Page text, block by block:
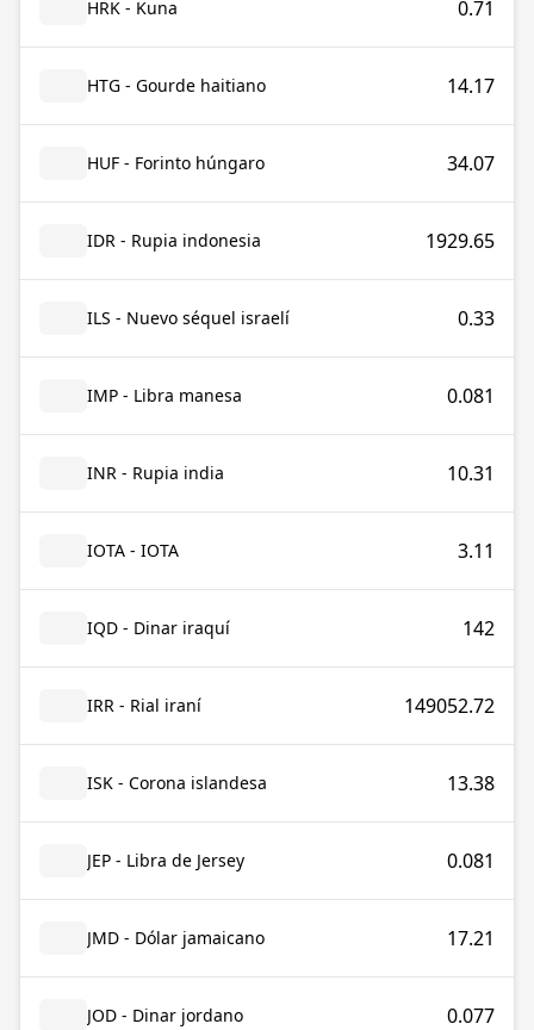
HRK - Kuna 0.71
HTG - Gourde haitiano 14.17
HUF - Forinto húngaro 34.07
IDR - Rupia indonesia 1929.65
ILS - Nuevo séquel israelí 0.33
IMP - Libra manesa 0.081
INR - Rupia india 10.31
IOTA - IOTA 3.11
IQD - Dinar iraquí 142
IRR - Rial iraní 149052.72
ISK - Corona islandesa 13.38
JEP - Libra de Jersey 0.081
JMD - Dólar jamaicano 17.21
JOD - Dinar jordano 0.077